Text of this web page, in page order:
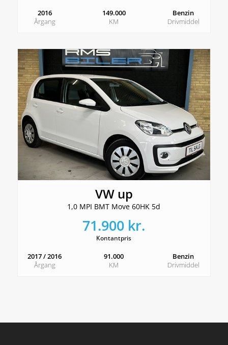
2016
Årgang
149.000
KM
Benzin
Drivmiddel
VW up
1,0 MPI BMT Move 60HK 5d
71.900 kr.
Kontantpris
2017 / 2016
Årgang
91.000
KM
Benzin
Drivmiddel